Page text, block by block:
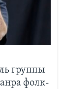
группы
фолк-